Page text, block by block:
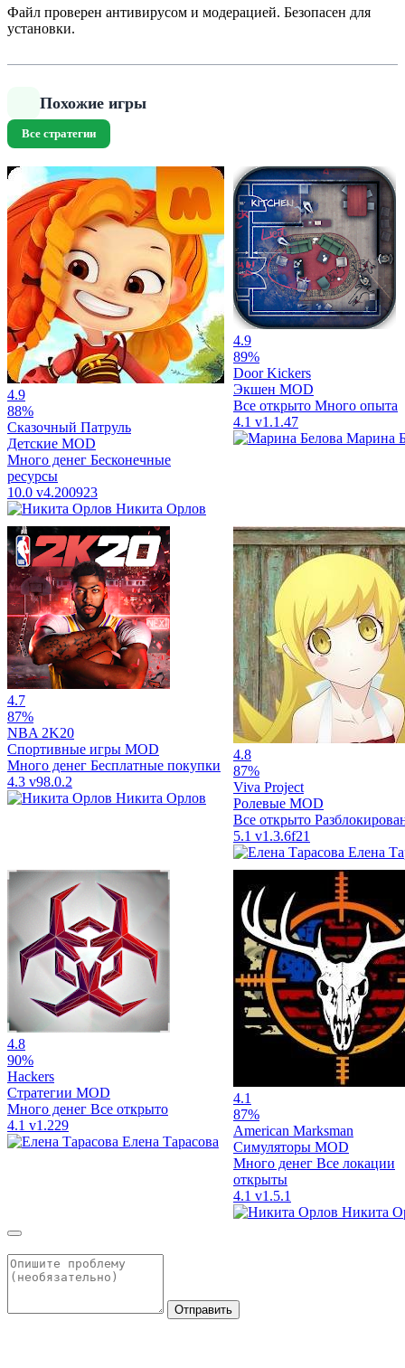
Файл проверен антивирусом и модерацией. Безопасен для
установки.
Похожие игры
Все стратегии
4.9
88%
Сказочный Патруль
Детские MOD
Много денег Бесконечные
ресурсы
10.0 v4.200923
Никита Орлов
4.9
89%
Door Kickers
Экшен MOD
Все открыто Много опыта
4.1 v1.1.47
Марина
4.7
87%
NBA 2K20
Спортивные игры MOD
Много денег Бесплатные покупки
4.3 v98.0.2
Никита Орлов
4.8
87%
Viva Project
Ролевые MOD
Все открыто
5.1 v1.3.6f21
Елена
4.8
90%
Hackers
Стратегии MOD
Много денег Все открыто
4.1 v1.229
Елена Тарасова
4.1
87%
American Marksman
Симуляторы MOD
Много денег Все локации
открыты
4.1 v1.5.1
Никита
Отправить